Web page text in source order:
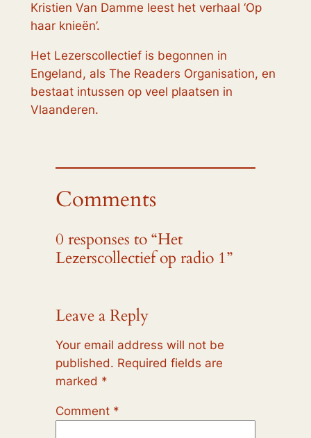
Kristien Van Damme leest het verhaal ‘Op
haar knieën’.
Het Lezerscollectief is begonnen in
Engeland, als The Readers Organisation, en
bestaat intussen op veel plaatsen in
Vlaanderen.
Comments
0 responses to “Het
Lezerscollectief op radio 1”
Leave a Reply
Your email address will not be
published. Required fields are
marked *
Comment *